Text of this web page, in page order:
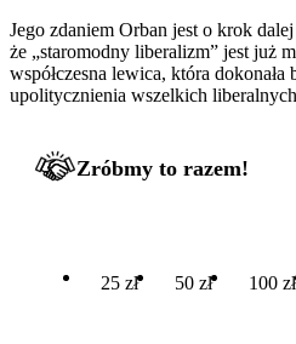
Jego zdaniem Orban jest o krok
że „staromodny liberalizm” jest już
współczesna lewica, która dokonała
upolitycznienia wszelkich
Zróbmy to razem!
25 zł 50 zł 100 zł